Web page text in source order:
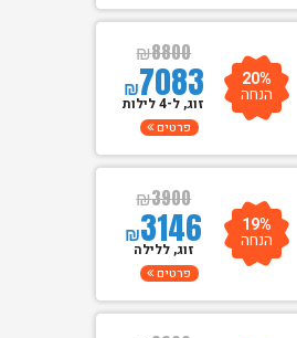
₪8800
₪7083 20%
הנחה זוג, ל-4 לילות
פרטים
₪3900
₪3146 19%
הנחה זוג, ללילה
פרטים